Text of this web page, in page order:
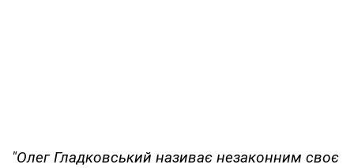
"Олег Гладковський називає незаконним своє